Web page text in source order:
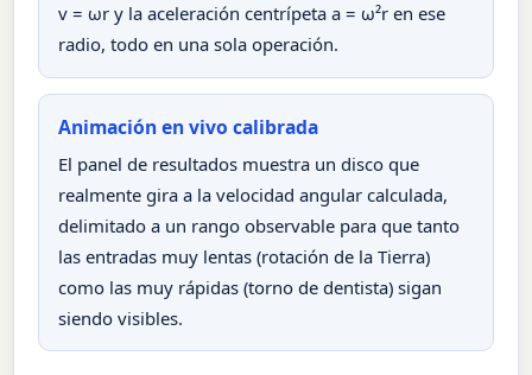
v = ωr y la aceleración centrípeta a = ω²r en ese
radio, todo en una sola operación.
Animación en vivo calibrada
El panel de resultados muestra un disco que
realmente gira a la velocidad angular calculada,
delimitado a un rango observable para que tanto
las entradas muy lentas (rotación de la Tierra)
como las muy rápidas (torno de dentista) sigan
siendo visibles.